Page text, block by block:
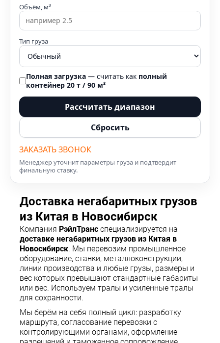
Объём, м³
Тип груза
Полная загрузка — считать как полный
контейнер 20 т / 90 м³
Рассчитать диапазон
Сбросить
ЗАКАЗАТЬ ЗВОНОК
Менеджер уточнит параметры груза и подтвердит
финальную ставку.
Доставка негабаритных грузов
из Китая в Новосибирск
Компания РэйлТранс специализируется на
доставке негабаритных грузов из Китая в
Новосибирск. Мы перевозим промышленное
оборудование, станки, металлоконструкции,
линии производства и любые грузы, размеры и
вес которых превышают стандартные габариты
или вес. Используем тралы и усиленные тралы
для сохранности.
Мы берём на себя полный цикл: разработку
маршрута, согласование перевозки с
контролирующими органами, оформление